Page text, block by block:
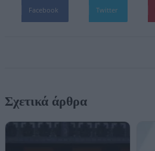
Facebook Twitter
Σχετικά άρθρα